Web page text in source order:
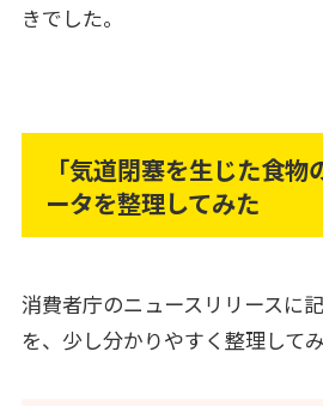
きでした。
「気道閉塞を生じた食
ータを整理してみた
消費者庁のニュースリリースに
を、少し分かりやすく整理してみ